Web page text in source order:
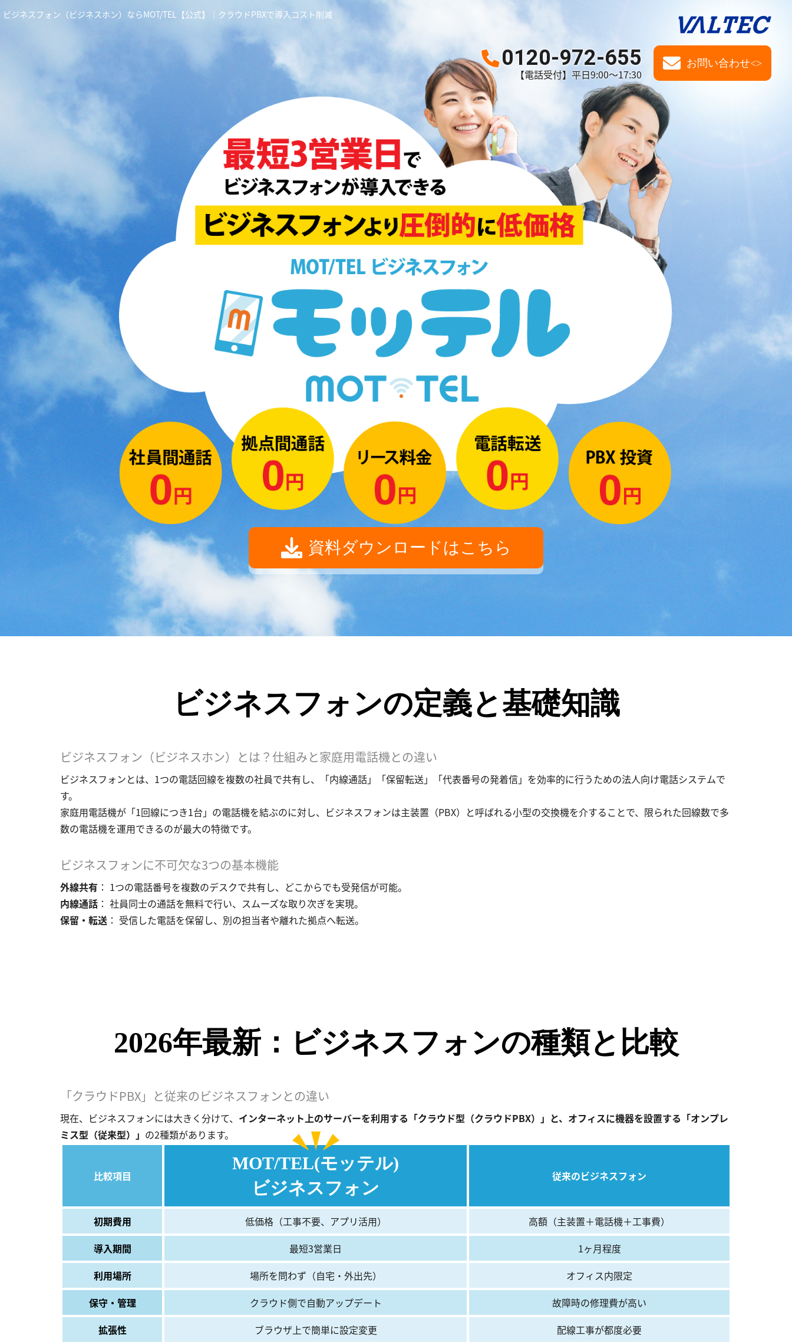
ビジネスフォン（ビジネスホン）ならMOT/TEL【公式】｜クラウドPBXで導入コスト削減
0120-972-655
【電話受付】平日9:00～17:30
お問い合わせ<>
資料ダウンロードはこちら
ビジネスフォンの定義と基礎知識
ビジネスフォン（ビジネスホン）とは？仕組みと家庭用電話機との違い
ビジネスフォンとは、1つの電話回線を複数の社員で共有し、「内線通話」「保留転送」「代表番号の発着信」を効率的に行うための法人向け電話システムで
す。
家庭用電話機が「1回線につき1台」の電話機を結ぶのに対し、ビジネスフォンは主装置（PBX）と呼ばれる小型の交換機を介することで、限られた回線数で多
数の電話機を運用できるのが最大の特徴です。
ビジネスフォンに不可欠な3つの基本機能
外線共有 ： 1つの電話番号を複数のデスクで共有し、どこからでも受発信が可能。
内線通話 ： 社員同士の通話を無料で行い、スムーズな取り次ぎを実現。
保留・転送 ： 受信した電話を保留し、別の担当者や離れた拠点へ転送。
2026年最新：ビジネスフォンの種類と比較
「クラウドPBX」と従来のビジネスフォンとの違い
現在、ビジネスフォンには大きく分けて、 インターネット上のサーバーを利用する「クラウド型（クラウドPBX）」と、オフィスに機器を設置する「オンプレ
ミス型（従来型）」 の2種類があります。
比較項目
MOT/TEL(モッテル)
ビジネスフォン
従来のビジネスフォン
初期費用 低価格（工事不要、アプリ活用）
高額（主装置＋電話機＋工事費）
導入期間
最短3営業日
1ヶ月程度
利用場所
場所を問わず（自宅・外出先）
オフィス内限定
保守・管理
クラウド側で自動アップデート
故障時の修理費が高い
拡張性
ブラウザ上で簡単に設定変更 配線工事が都度必要